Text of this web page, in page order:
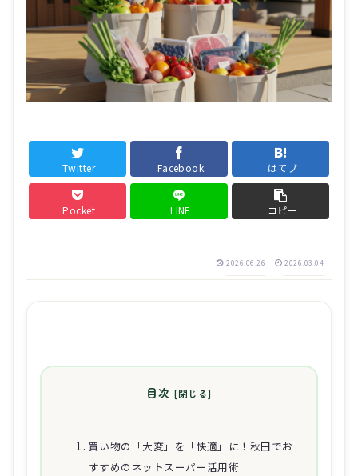
Twitter Facebook はてブ
Pocket LINE コピー
2026.06.26 2026.03.04
目次
買い物の「大変」を「快適」に！秋田でお
すすめのネットスーパー活用術